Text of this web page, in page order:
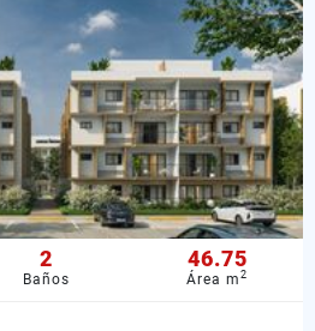
2
Baños
46.75
Área m2